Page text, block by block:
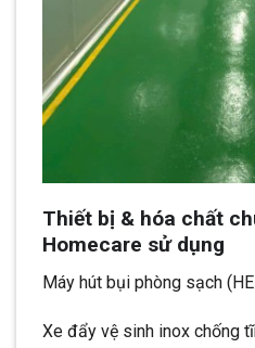
Thiết bị & hóa chất
Homecare sử dụng
Máy hút bụi phòng sạch
Xe đẩy vệ sinh inox chống